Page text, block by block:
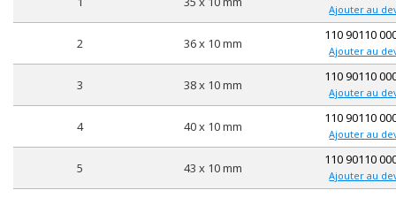
Ajouter au
2 36 x 10 mm
110 90110
Ajouter au
3 38 x 10 mm
110 90110
Ajouter au
4 40 x 10 mm
110 90110
Ajouter au
5 43 x 10 mm
110 90110
Ajouter au